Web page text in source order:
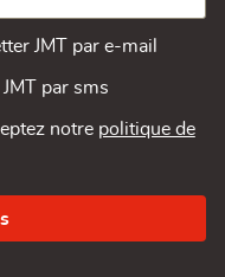
JMT par e-mail
par sms
notre politique de